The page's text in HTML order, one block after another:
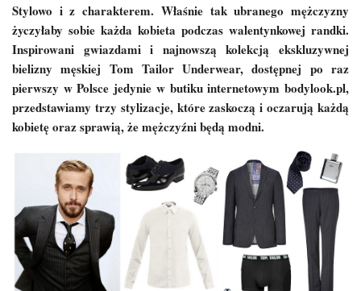
Stylowo i z charakterem. Właśnie tak ubranego mężczyzny
życzyłaby sobie każda kobieta podczas walentynkowej randki.
Inspirowani gwiazdami i najnowszą kolekcją ekskluzywnej
bielizny męskiej Tom Tailor Underwear, dostępnej po raz
pierwszy w Polsce jedynie w butiku internetowym bodylook.pl,
przedstawiamy trzy stylizacje, które zaskoczą i oczarują każdą
kobietę oraz sprawią, że mężczyźni będą modni.